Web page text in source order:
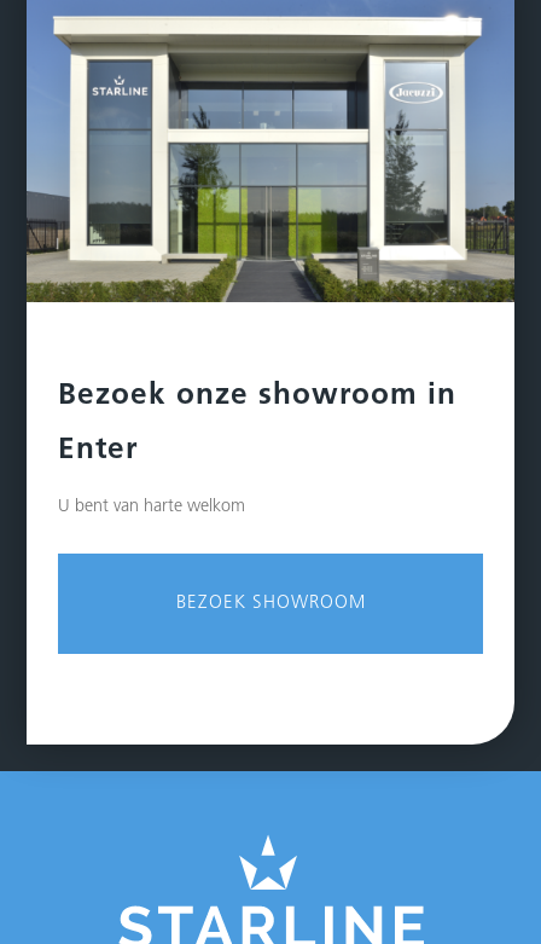
Bezoek onze showroom in
Enter
U bent van harte welkom
BEZOEK SHOWROOM